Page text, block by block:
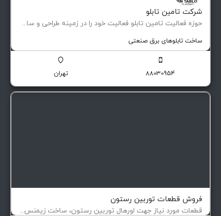
شرکت تامین تابلو
حوزه فعالیت تامین تابلو فعاليت خود را در زمينه طراحی و ساخت انواع تابلوهای فشار ضعيف و متوسط (فيكس و كشويی)…
ساخت تابلوهای برق صنعتی
88030954 تهران
فروش قطعات توربین رستون
قطعات مورد نیاز جهت اورهال توربین رستون، ساخت زیمنس آلمان و دارای برگ سبز